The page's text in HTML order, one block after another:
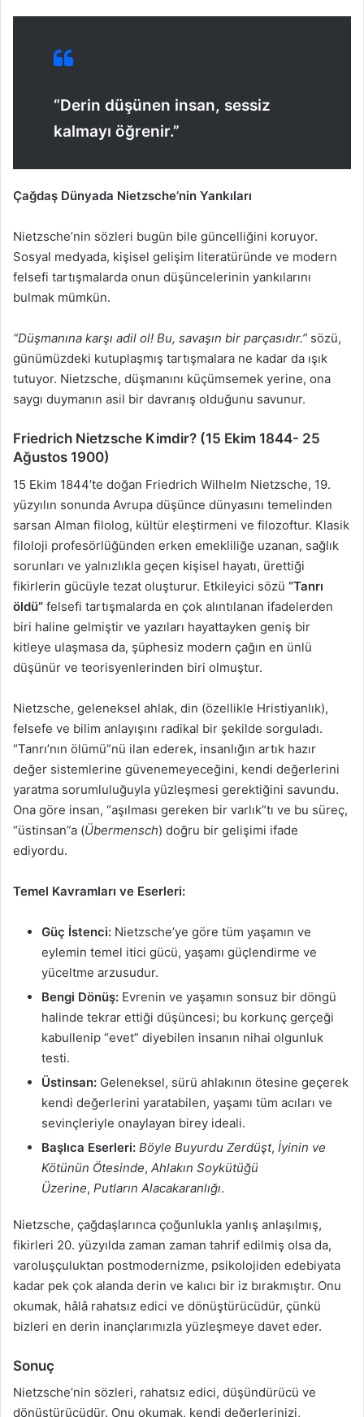
“Derin düşünen insan, sessiz
kalmayı öğrenir.”
Çağdaş Dünyada Nietzsche’nin Yankıları
Nietzsche’nin sözleri bugün bile güncelliğini koruyor.
Sosyal medyada, kişisel gelişim literatüründe ve modern
felsefi tartışmalarda onun düşüncelerinin yankılarını
bulmak mümkün.
“Düşmanına karşı adil ol! Bu, savaşın bir parçasıdır.” sözü,
günümüzdeki kutuplaşmış tartışmalara ne kadar da ışık
tutuyor. Nietzsche, düşmanını küçümsemek yerine, ona
saygı duymanın asil bir davranış olduğunu savunur.
Friedrich Nietzsche Kimdir? (15 Ekim 1844- 25
Ağustos 1900)
15 Ekim 1844’te doğan Friedrich Wilhelm Nietzsche, 19.
yüzyılın sonunda Avrupa düşünce dünyasını temelinden
sarsan Alman filolog, kültür eleştirmeni ve filozoftur. Klasik
filoloji profesörlüğünden erken emekliliğe uzanan, sağlık
sorunları ve yalnızlıkla geçen kişisel hayatı, ürettiği
fikirlerin gücüyle tezat oluşturur. Etkileyici sözü “Tanrı
öldü” felsefi tartışmalarda en çok alıntılanan ifadelerden
biri haline gelmiştir ve yazıları hayattayken geniş bir
kitleye ulaşmasa da, şüphesiz modern çağın en ünlü
düşünür ve teorisyenlerinden biri olmuştur.
Nietzsche, geleneksel ahlak, din (özellikle Hristiyanlık),
felsefe ve bilim anlayışını radikal bir şekilde sorguladı.
“Tanrı’nın ölümü”nü ilan ederek, insanlığın artık hazır
değer sistemlerine güvenemeyeceğini, kendi değerlerini
yaratma sorumluluğuyla yüzleşmesi gerektiğini savundu.
Ona göre insan, “aşılması gereken bir varlık”tı ve bu süreç,
“üstinsan”a (Übermensch) doğru bir gelişimi ifade
ediyordu.
Temel Kavramları ve Eserleri:
Güç İstenci: Nietzsche’ye göre tüm yaşamın ve
eylemin temel itici gücü, yaşamı güçlendirme ve
yüceltme arzusudur.
Bengi Dönüş: Evrenin ve yaşamın sonsuz bir döngü
halinde tekrar ettiği düşüncesi; bu korkunç gerçeği
kabullenip “evet” diyebilen insanın nihai olgunluk
testi.
Üstinsan: Geleneksel, sürü ahlakının ötesine geçerek
kendi değerlerini yaratabilen, yaşamı tüm acıları ve
sevinçleriyle onaylayan birey ideali.
Başlıca Eserleri: Böyle Buyurdu Zerdüşt, İyinin ve
Kötünün Ötesinde, Ahlakın Soykütüğü
Üzerine, Putların Alacakaranlığı.
Nietzsche, çağdaşlarınca çoğunlukla yanlış anlaşılmış,
fikirleri 20. yüzyılda zaman zaman tahrif edilmiş olsa da,
varoluşçuluktan postmodernizme, psikolojiden edebiyata
kadar pek çok alanda derin ve kalıcı bir iz bırakmıştır. Onu
okumak, hâlâ rahatsız edici ve dönüştürücüdür, çünkü
bizleri en derin inançlarımızla yüzleşmeye davet eder.
Sonuç
Nietzsche’nin sözleri, rahatsız edici, düşündürücü ve
dönüştürücüdür. Onu okumak, kendi değerlerinizi,